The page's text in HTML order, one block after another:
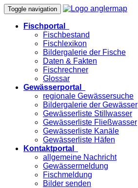
Toggle navigation
Fischportal
Fischbestand
Fischlexikon
Bildergalerie der Fische
Daten & Fakten
Fischrechner
Glossar
Gewässerportal
regionale Gewässersuche
Bildergalerie der Gewässer
Gewässerliste Stillwasser
Gewässerliste Fließwasser
Gewässerliste Kanäle
Gewässerliste Häfen
Kontaktportal
allgemeine Nachricht
Gewässermeldung
Fischmeldung
Bilder senden